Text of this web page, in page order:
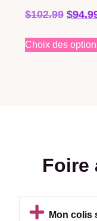
$102.99 $
Choix des
Foire
Mon colis